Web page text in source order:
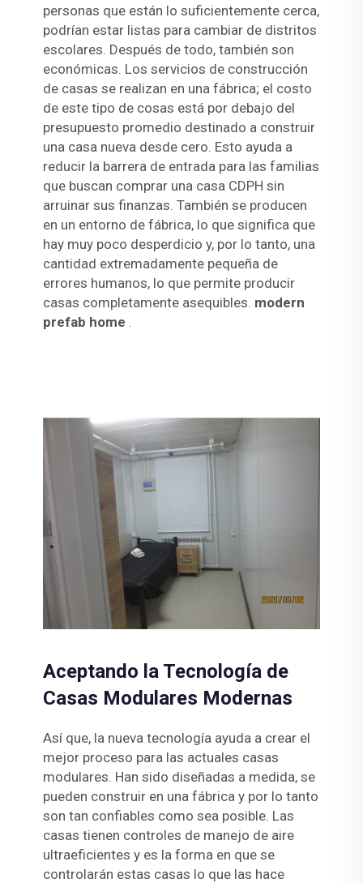
personas que están lo suficientemente cerca,
podrían estar listas para cambiar de distritos
escolares. Después de todo, también son
económicas. Los servicios de construcción
de casas se realizan en una fábrica; el costo
de este tipo de cosas está por debajo del
presupuesto promedio destinado a construir
una casa nueva desde cero. Esto ayuda a
reducir la barrera de entrada para las familias
que buscan comprar una casa CDPH sin
arruinar sus finanzas. También se producen
en un entorno de fábrica, lo que significa que
hay muy poco desperdicio y, por lo tanto, una
cantidad extremadamente pequeña de
errores humanos, lo que permite producir
casas completamente asequibles. modern
prefab home .
Aceptando la Tecnología de
Casas Modulares Modernas
Así que, la nueva tecnología ayuda a crear el
mejor proceso para las actuales casas
modulares. Han sido diseñadas a medida, se
pueden construir en una fábrica y por lo tanto
son tan confiables como sea posible. Las
casas tienen controles de manejo de aire
ultraeficientes y es la forma en que se
controlarán estas casas lo que las hace